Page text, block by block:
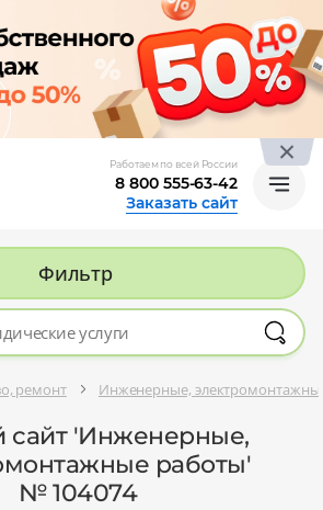
Работаем по всей России
8 800 555-63-42
Заказать сайт
Фильтр
ремонт Инженерные,
сайт 'Инженерные,
работы'
№ 104074